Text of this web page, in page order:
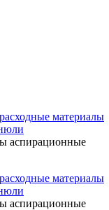
материалы
аспирационные
материалы
аспирационные